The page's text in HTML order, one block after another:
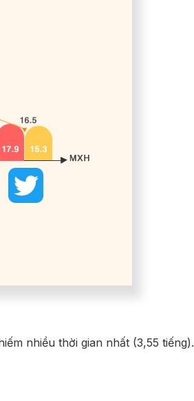
nhiều thời gian nhất (3,55 tiếng).